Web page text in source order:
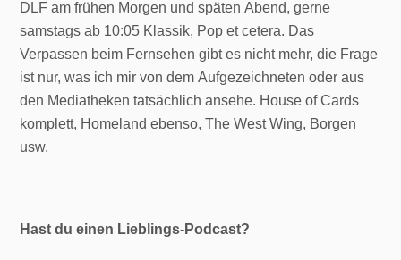
DLF am frühen Morgen und späten Abend, gerne
samstags ab 10:05 Klassik, Pop et cetera. Das
Verpassen beim Fernsehen gibt es nicht mehr, die Frage
ist nur, was ich mir von dem Aufgezeichneten oder aus
den Mediatheken tatsächlich ansehe. House of Cards
komplett, Homeland ebenso, The West Wing, Borgen
usw.
Hast du einen Lieblings-Podcast?